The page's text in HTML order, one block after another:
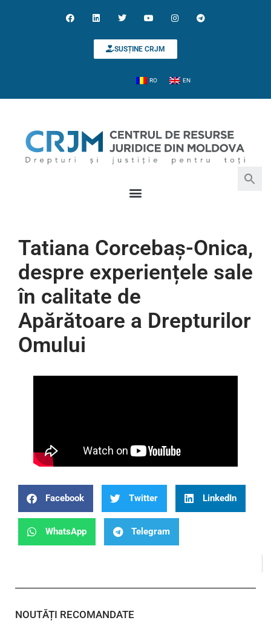
SUSȚINE CRJM
RO EN
Tatiana Corcebaș-Onica,
despre experiențele sale
în calitate de
Apărătoare a Drepturilor
Omului
Facebook Twitter LinkedIn
WhatsApp Telegram
NOUTĂȚI RECOMANDATE